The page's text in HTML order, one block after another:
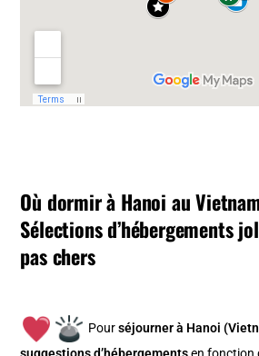
Où dormir à Hanoi au
Sélections d’hébergements
pas chers
Pourséjourner à Hanoi
suggestions d’hébergements en fonction